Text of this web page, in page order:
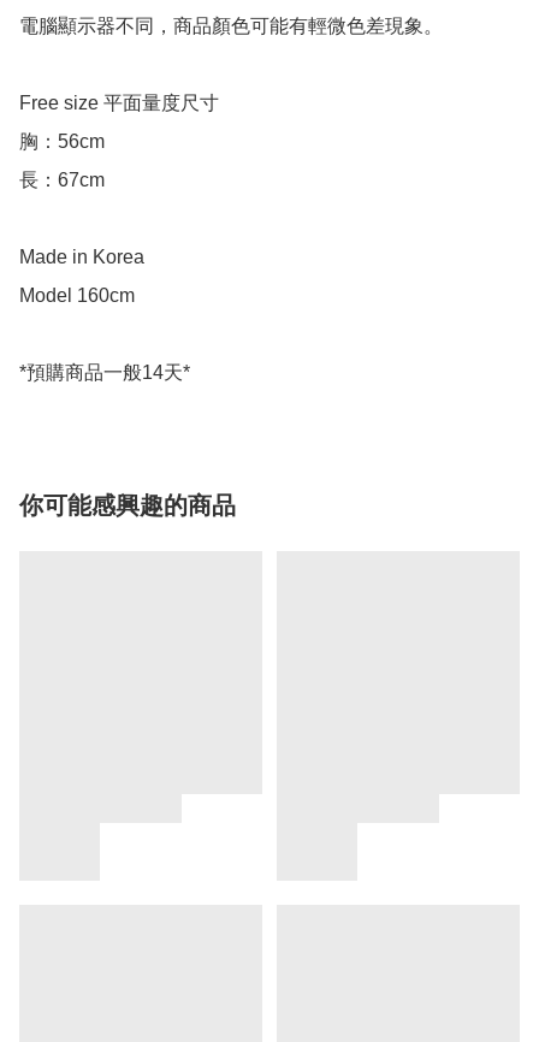
電腦顯示器不同，商品顏色可能有輕微色差現象。
Free size 平面量度尺寸
胸：56cm
長：67cm
Made in Korea
Model 160cm
你可能感興趣的商品